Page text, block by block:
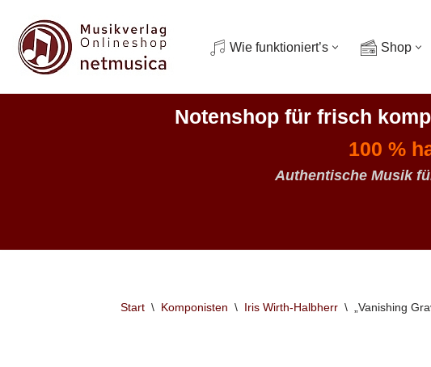
Zum
Inhalt
Wie funktioniert’s Shop
Notenshop für frisch
100 %
Authentische Musik
Start \ Komponisten \ Iris Wirth-Halbherr \ „Vanishing